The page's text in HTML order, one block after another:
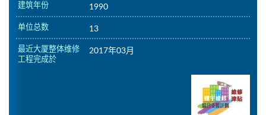
建筑年份 1990
单位总数 13
最近大厦整体维修
工程完成於
2017年03月